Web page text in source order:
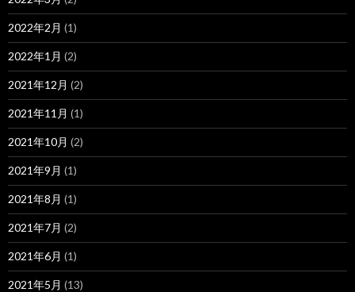
2022年2月 (1)
2022年1月 (2)
2021年12月 (2)
2021年11月 (1)
2021年10月 (2)
2021年9月 (1)
2021年8月 (1)
2021年7月 (2)
2021年6月 (1)
2021年5月 (13)